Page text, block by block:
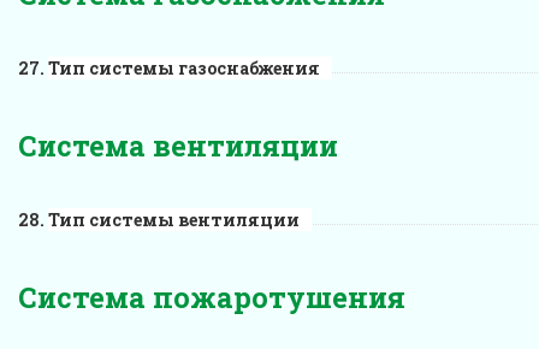
Тип системы газоснабжения
Система вентиляции
Тип системы вентиляции
Система пожаротушения